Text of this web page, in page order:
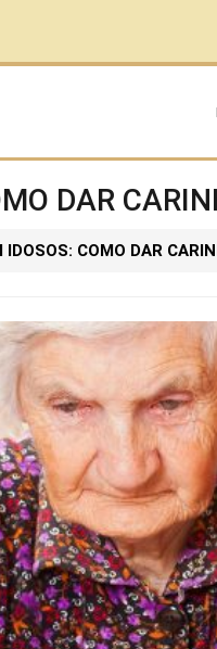
DAR
IDOSOS: COMO DAR